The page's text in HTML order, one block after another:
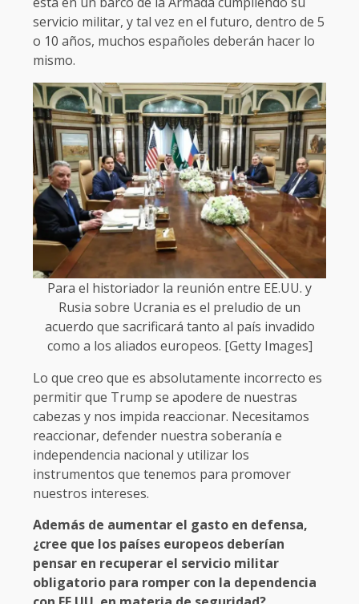
servicio militar, y tal vez en el futuro, dentro de 5
o 10 años, muchos españoles deberán hacer lo
mismo.
Para el historiador la reunión entre EE.UU. y
Rusia sobre Ucrania es el preludio de un
acuerdo que sacrificará tanto al país invadido
como a los aliados europeos. [Getty Images]
Lo que creo que es absolutamente incorrecto es
permitir que Trump se apodere de nuestras
cabezas y nos impida reaccionar. Necesitamos
reaccionar, defender nuestra soberanía e
independencia nacional y utilizar los
instrumentos que tenemos para promover
nuestros intereses.
Además de aumentar el gasto en defensa,
¿cree que los países europeos deberían
pensar en recuperar el servicio militar
obligatorio para romper con la dependencia